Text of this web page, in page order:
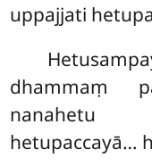
uppajjati
dhammaṃ
nanahetu
hetupaccayā…